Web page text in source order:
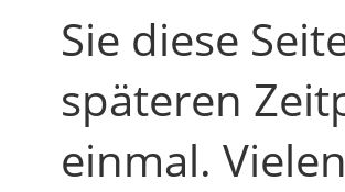
Sie diese
späteren
einmal.